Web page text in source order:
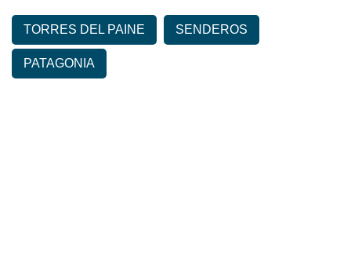
TORRES DEL PAINE SENDEROS
PATAGONIA